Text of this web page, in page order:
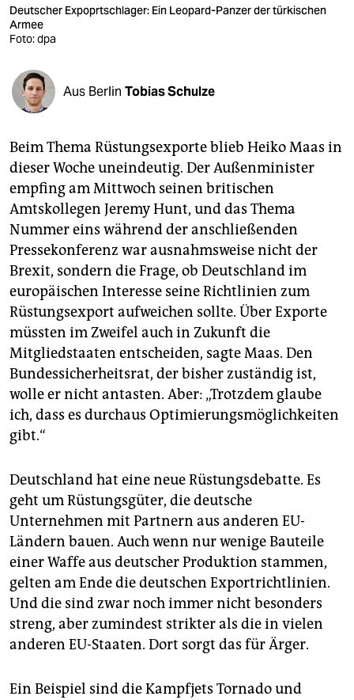
veranstaltungen
shop
fragen & hilfe
unterstützen
genossenschaft
epaper login
Deutscher Expoprtschlager: Ein Leopard-Panzer der türkischen
Armee
Foto: dpa
Aus Berlin Tobias Schulze
Beim Thema Rüstungsexporte blieb Heiko Maas in
dieser Woche uneindeutig. Der Außenminister
empfing am Mittwoch seinen britischen
Amtskollegen Jeremy Hunt, und das Thema
Nummer eins während der anschließenden
Pressekonferenz war ausnahmsweise nicht der
Brexit, sondern die Frage, ob Deutschland im
europäischen Interesse seine Richtlinien zum
Rüstungsexport aufweichen sollte. Über Exporte
müssten im Zweifel auch in Zukunft die
Mitgliedstaaten entscheiden, sagte Maas. Den
Bundessicherheitsrat, der bisher zuständig ist,
wolle er nicht antasten. Aber: „Trotzdem glaube
ich, dass es durchaus Optimierungsmöglichkeiten
gibt.“
Deutschland hat eine neue Rüstungsdebatte. Es
geht um Rüstungsgüter, die deutsche
Unternehmen mit Partnern aus anderen EU-
Ländern bauen. Auch wenn nur wenige Bauteile
einer Waffe aus deutscher Produktion stammen,
gelten am Ende die deutschen Exportrichtlinien.
Und die sind zwar noch immer nicht besonders
streng, aber zumindest strikter als die in vielen
anderen EU-Staaten. Dort sorgt das für Ärger.
Ein Beispiel sind die Kampfjets Tornado und